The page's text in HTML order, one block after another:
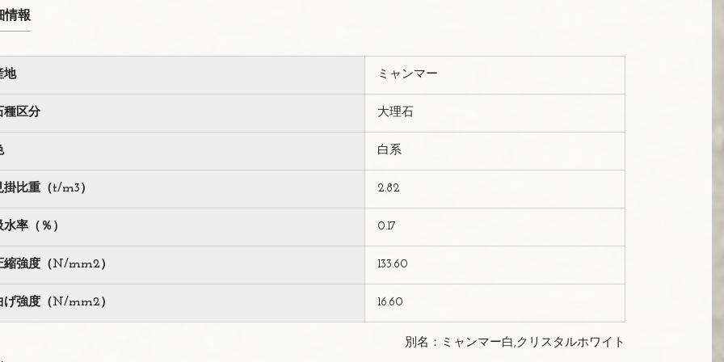
情報
地 ミャンマー
種区分 大理石
白系
掛比重（t/m3） 2.82
水率（％） 0.17
縮強度（N/mm2） 133.60
げ強度（N/mm2） 16.60
別名：ミャンマー白,クリスタルホワイト